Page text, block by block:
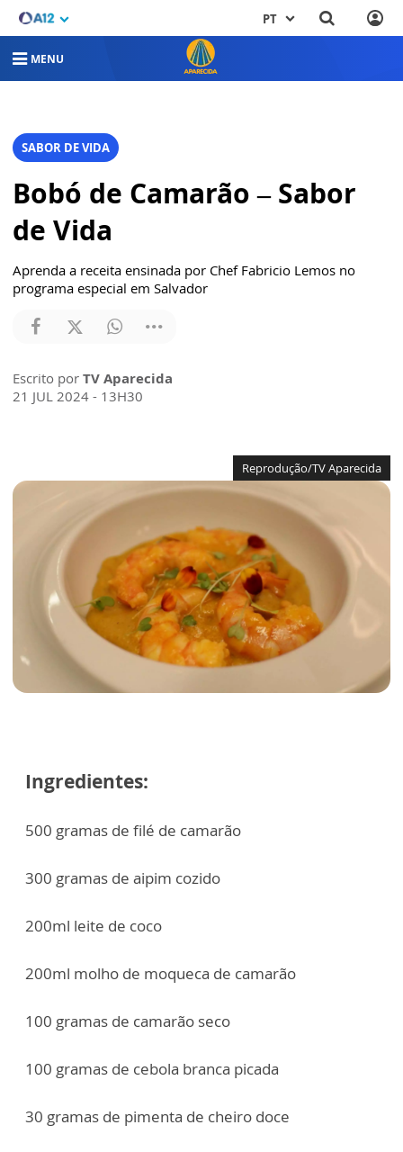
PT
MENU
SABOR DE VIDA
Bobó de Camarão – Sabor
de Vida
Aprenda a receita ensinada por Chef Fabricio Lemos no
programa especial em Salvador
Escrito por TV Aparecida
21 JUL 2024 - 13H30
Reprodução/TV Aparecida
Ingredientes:
500 gramas de filé de camarão
300 gramas de aipim cozido
200ml leite de coco
200ml molho de moqueca de camarão
100 gramas de camarão seco
100 gramas de cebola branca picada
30 gramas de pimenta de cheiro doce